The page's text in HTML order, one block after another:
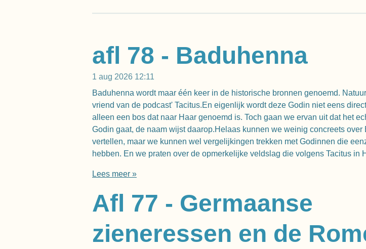
afl 78 - Baduhenna
1 aug 2026 12:11
Baduhenna wordt maar één keer in de historische bronnen genoemd.
vriend van de podcast' Tacitus.En eigenlijk wordt deze Godin niet eens
alleen een bos dat naar Haar genoemd is. Toch gaan we ervan uit dat het
Godin gaat, de naam wijst daarop.Helaas kunnen we weinig concreets over
vertellen, maar we kunnen wel vergelijkingen trekken met Godinnen die
hebben. En we praten over de opmerkelijke veldslag die volgens Tacitus in
Lees meer »
Afl 77 - Germaanse
zieneressen en de